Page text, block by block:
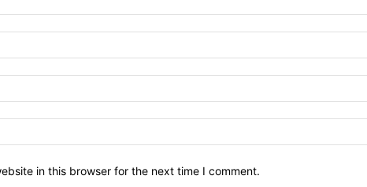
in this browser for the next time I comment.